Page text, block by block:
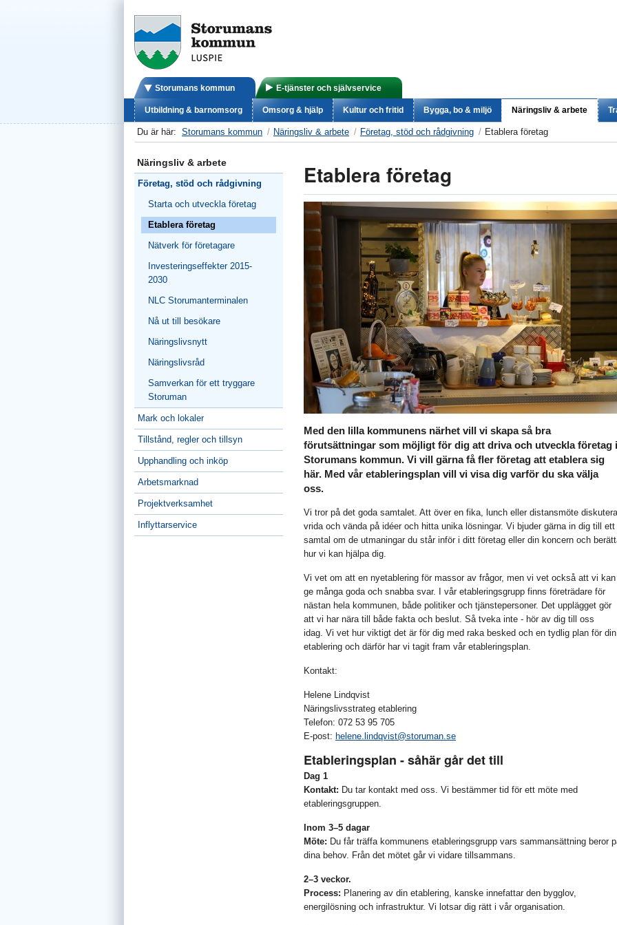
Storumans kommun E-tjänster och självservice
Utbildning & barnomsorg Omsorg & hjälp Kultur och fritid Bygga, bo & miljö Näringsliv & arbete
Du är här: Storumans kommun Näringsliv & arbete Företag, stöd och rådgivning Etablera företag
Näringsliv & arbete
Företag, stöd och rådgivning
Starta och utveckla företag
Etablera företag
Nätverk för företagare
Investeringseffekter 2015-
2030
NLC Storumanterminalen
Nå ut till besökare
Näringslivsnytt
Näringslivsråd
Samverkan för ett tryggare
Storuman
Mark och lokaler
Tillstånd, regler och tillsyn
Upphandling och inköp
Arbetsmarknad
Projektverksamhet
Inflyttarservice
Etablera företag
Med den lilla kommunens närhet vill vi skapa så bra
förutsättningar som möjligt för dig att driva och utveckla företag i
Storumans kommun. Vi vill gärna få fler företag att etablera sig
här. Med vår etableringsplan vill vi visa dig varför du ska välja
oss.
Vi tror på det goda samtalet. Att över en fika, lunch eller distansmöte
vrida och vända på idéer och hitta unika lösningar. Vi bjuder gärna in dig till ett
samtal om de utmaningar du står inför i ditt företag eller din koncern och
hur vi kan hjälpa dig.
Vi vet om att en nyetablering för massor av frågor, men vi vet också att vi kan
ge många goda och snabba svar. I vår etableringsgrupp finns företrädare för
nästan hela kommunen, både politiker och tjänstepersoner. Det upplägget gör
att vi har nära till både fakta och beslut. Så tveka inte - hör av dig till oss
idag. Vi vet hur viktigt det är för dig med raka besked och en tydlig plan för din
etablering och därför har vi tagit fram vår etableringsplan.
Kontakt:
Helene Lindqvist
Näringslivsstrateg etablering
Telefon: 072 53 95 705
E-post: helene.lindqvist@storuman.se
Etableringsplan - såhär går det till
Dag 1
Kontakt: Du tar kontakt med oss. Vi bestämmer tid för ett möte med
etableringsgruppen.
Inom 3–5 dagar
Möte: Du får träffa kommunens etableringsgrupp vars sammansättning beror
dina behov. Från det mötet går vi vidare tillsammans.
2–3 veckor.
Process: Planering av din etablering, kanske innefattar den bygglov,
energilösning och infrastruktur. Vi lotsar dig rätt i vår organisation.